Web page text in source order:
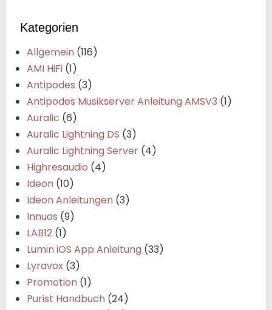
Kategorien
Allgemein (116)
AMI HiFi (1)
Antipodes (3)
Antipodes Musikserver Anleitung AMSV3 (1)
Auralic (6)
Auralic Lightning DS (3)
Auralic Lightning Server (4)
Highresaudio (4)
Ideon (10)
Ideon Anleitungen (3)
Innuos (9)
LAB12 (1)
Lumin iOS App Anleitung (33)
Lyravox (3)
Promotion (1)
Purist Handbuch (24)